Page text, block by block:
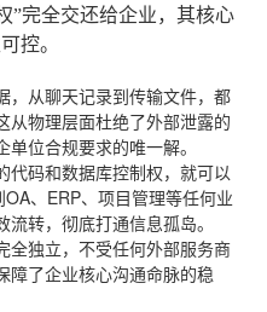
”完全交还给企业，其核心
控。
，从聊天记录到传输文件，都
从物理层面杜绝了外部泄露的
位合规要求的唯一解。
代码和数据库控制权，就可以
、ERP、项目管理等任何业
转，彻底打通信息孤岛。
全独立，不受任何外部服务商
障了企业核心沟通命脉的稳